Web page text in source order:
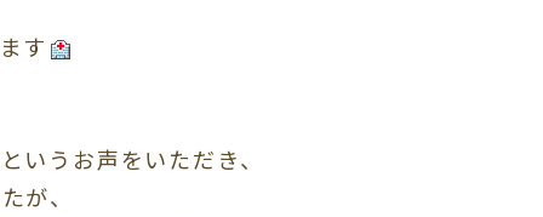
す
いうお声をいただき、
が、